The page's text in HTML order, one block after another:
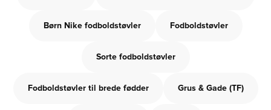
Børn Nike fodboldstøvler Fodboldstøvler
Sorte fodboldstøvler
Fodboldstøvler til brede fødder Grus & Gade (TF)